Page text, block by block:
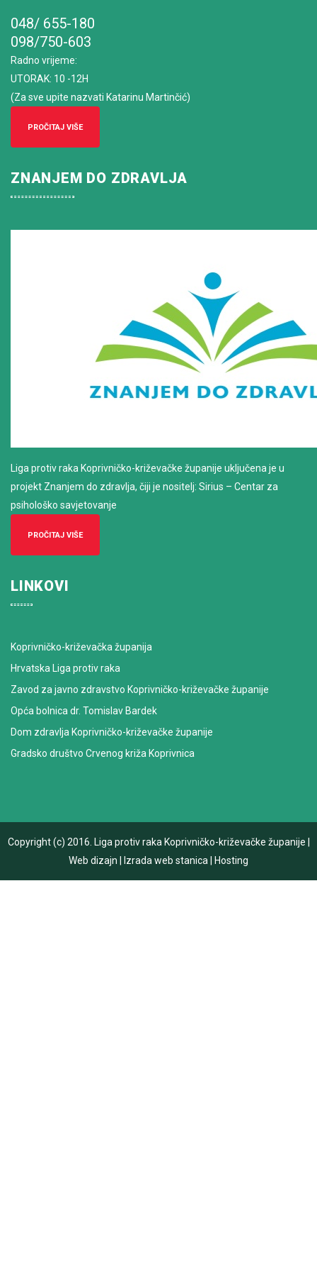
048/ 655-180
098/750-603
Radno vrijeme:
UTORAK: 10 -12H
(Za sve upite nazvati Katarinu Martinčić)
PROČITAJ VIŠE
ZNANJEM DO ZDRAVLJA
Liga protiv raka Koprivničko-križevačke županije uključena je u
projekt Znanjem do zdravlja, čiji je nositelj: Sirius – Centar za
psihološko savjetovanje
PROČITAJ VIŠE
LINKOVI
Koprivničko-križevačka županija
Hrvatska Liga protiv raka
Zavod za javno zdravstvo Koprivničko-križevačke županije
Opća bolnica dr. Tomislav Bardek
Dom zdravlja Koprivničko-križevačke županije
Gradsko društvo Crvenog križa Koprivnica
Copyright (c) 2016. Liga protiv raka Koprivničko-križevačke županije
Web dizajn
Izrada web stanica Hosting